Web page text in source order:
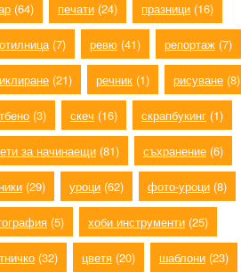
(64) печати (24) празници (16)
(7) ревю (41) репортаж (7)
(21) речник (1) рисуване (8)
(3) скеч (16) скрапбукинг (1)
за начинаещи (81) съхранение (6)
(29) уроци (62) фото-уроци (8)
(5) хоби инструменти (25)
(32) цветя (20) шаблони (23)